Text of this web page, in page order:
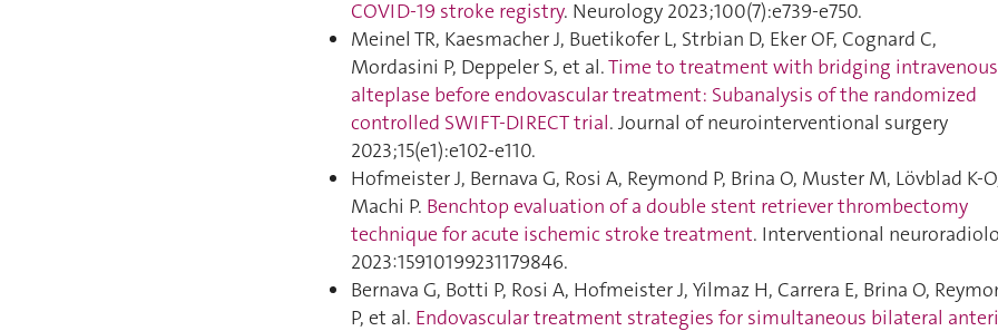
COVID-19 stroke registry. Neurology 2023;100(7):e739‑e750.
Meinel TR, Kaesmacher J, Buetikofer L, Strbian D, Eker OF, Cognard C,
Mordasini P, Deppeler S, et al.Time to treatment with bridging intravenous
alteplase before endovascular treatment: Subanalysis of the randomized
controlled SWIFT-DIRECT trial. Journal of neurointerventional surgery
2023;15(e1):e102‑e110.
Hofmeister J, Bernava G, Rosi A, Reymond P, Brina O, Muster M, Lövblad K-
Machi P. Benchtop evaluation of a double stent retriever thrombectomy
technique for acute ischemic stroke treatment. Interventional
2023:15910199231179846.
Bernava G, Botti P, Rosi A, Hofmeister J, Yilmaz H, Carrera E, Brina O,
P, et al. Endovascular treatment strategies for simultaneous bilateral